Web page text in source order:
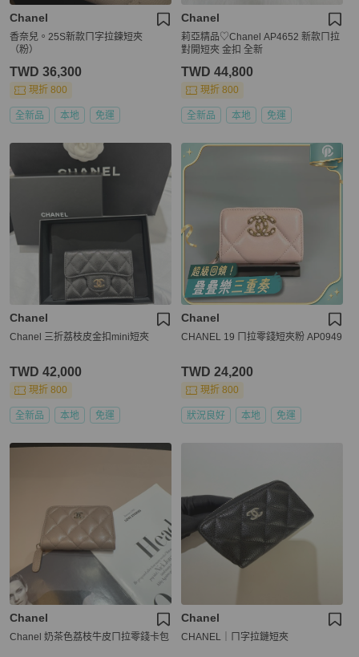
Chanel
香奈兒。25S新款ㄇ字拉鍊短夾
（粉）
TWD 36,300
現折 800
全新品 本地 免運
Chanel
莉亞精品♡Chanel AP4652 新款ㄇ拉
對開短夾 金扣 全新
TWD 44,800
現折 800
全新品 本地 免運
Chanel
Chanel 三折荔枝皮金扣mini短夾
TWD 42,000
現折 800
全新品 本地 免運
Chanel
CHANEL 19 ㄇ拉零錢短夾粉 AP0949
TWD 24,200
現折 800
狀況良好 本地 免運
Chanel
Chanel 奶茶色荔枝牛皮ㄇ拉零錢卡包
Chanel
CHANEL｜ㄇ字拉鏈短夾